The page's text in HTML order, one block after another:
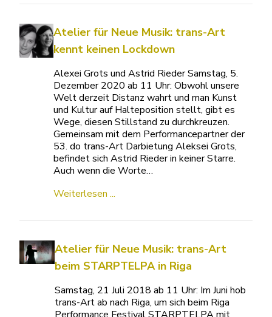
Atelier für Neue Musik: trans-Art
kennt keinen Lockdown
Alexei Grots und Astrid Rieder Samstag, 5.
Dezember 2020 ab 11 Uhr: Obwohl unsere
Welt derzeit Distanz wahrt und man Kunst
und Kultur auf Halteposition stellt, gibt es
Wege, diesen Stillstand zu durchkreuzen.
Gemeinsam mit dem Performancepartner der
53. do trans-Art Darbietung Aleksei Grots,
befindet sich Astrid Rieder in keiner Starre.
Auch wenn die Worte…
Weiterlesen ...
Atelier für Neue Musik: trans-Art
beim STARPTELPA in Riga
Samstag, 21 Juli 2018 ab 11 Uhr: Im Juni hob
trans-Art ab nach Riga, um sich beim Riga